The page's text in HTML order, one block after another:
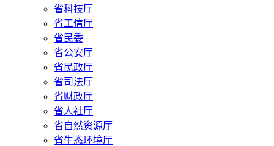
省科技厅
省工信厅
省民委
省公安厅
省民政厅
省司法厅
省财政厅
省人社厅
省自然资源厅
省生态环境厅